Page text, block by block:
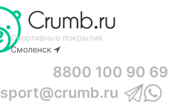
Спортивные покрытия
Смоленск
8800 100 90 69
sport@crumb.ru